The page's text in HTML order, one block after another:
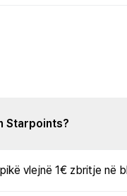
Starpoints?
vlejnë 1€ zbritje në